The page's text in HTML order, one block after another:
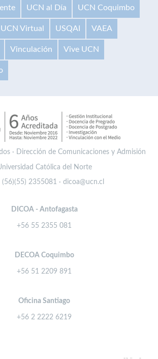
UCN al Día UCN Coquimbo
UCN Virtual USQAI VAEA
Vinculación Vive UCN
· Dirección de Comunicaciones y Admisión
Católica del Norte
(56)(55) 2355081 · dicoa@ucn.cl
DICOA - Antofagasta
+56 55 2355 081
DECOA Coquimbo
+56 51 2209 891
Oficina Santiago
+56 2 2222 6219